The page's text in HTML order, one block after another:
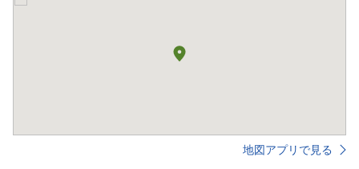
地図アプリで見る